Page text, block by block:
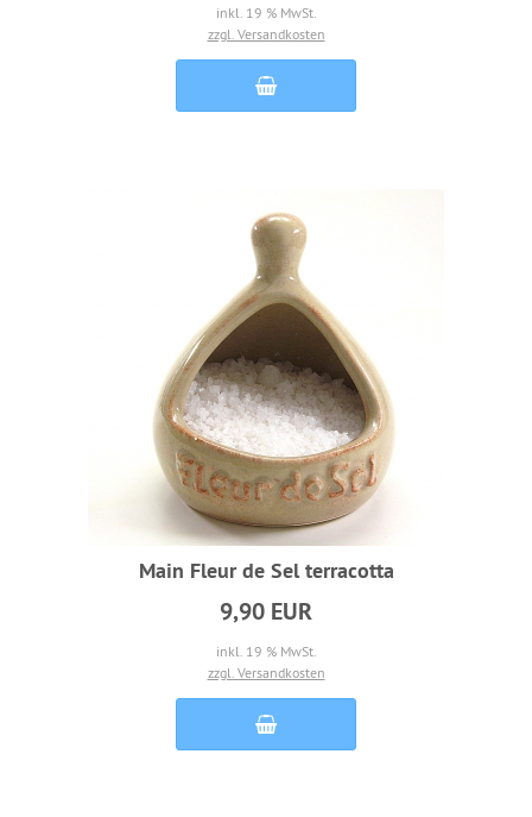
inkl. 19 % MwSt.
zzgl. Versandkosten
Main Fleur de Sel terracotta
9,90 EUR
inkl. 19 % MwSt.
zzgl. Versandkosten